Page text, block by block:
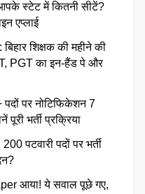
स्टेट में कितनी सीटें?
एप्लाई
शिक्षक की महीने की
PGT का इन-हैंड पे और
पर नोटिफिकेशन 7
भर्ती प्रक्रिया
पटवारी पदों पर भर्ती
आया! ये सवाल पूछे गए,